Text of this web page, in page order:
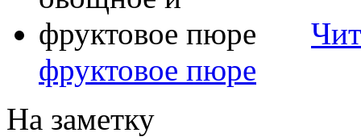
фруктовое пюре
На заметку